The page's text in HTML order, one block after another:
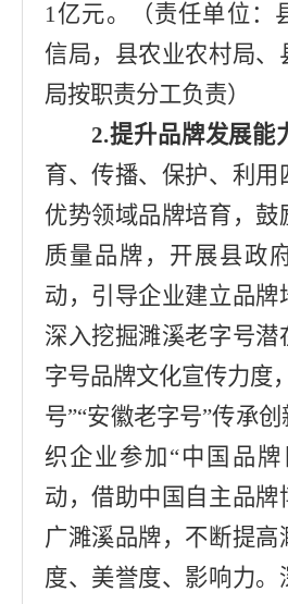
1亿元。（责任单位：
信局， 县农业农村局、
局按职责分工负责）
2.提升品牌发展能
育、传播、保护、利用
优势领域品牌培育 ，鼓
质量品牌，开展县政
动， 引导企业建立品牌
深入挖掘濉溪老字号潜
字号品牌文化宣传力度，
号”“安徽老字号”传承创
织企业参加“中国品牌
动，借助中国自主品牌
广濉溪品牌，不断提高
度、美誉度、影响力。